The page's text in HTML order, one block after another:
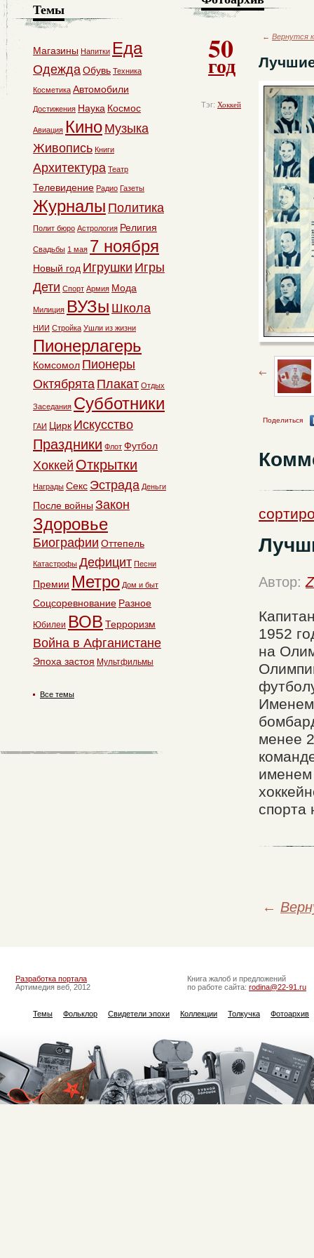
50
год
Тэг: Хоккей
← Вернутся
Поделиться
Автор:
1952
на
Именем
менее
именем
спорта
←
Темы
Магазины Напитки Еда
ОдеждаОбувь Техника
Косметика Автомобили
Достижения Наука Космос
Авиация Кино Музыка
Живопись Книги
Архитектура Театр
Телевидение Радио Газеты
Журналы Политика
Полит бюро Астрология Религия
Свадьбы 1 мая 7 ноября
Новый год Игрушки Игры
Дети Спорт Армия Мода
Милиция ВУЗы Школа
НИИ Стройка Ушли из жизни
Пионерлагерь
Комсомол Пионеры
Октябрята Плакат Отдых
Заседания Субботники
ГАИ Цирк Искусство
Праздники Флот Футбол
Хоккей Открытки
Награды Секс Эстрада Деньги
После войны Закон
Здоровье
Биографии Оттепель
Катастрофы Дефицит Песни
Премии Метро Дом и быт
Соцсоревнование Разное
Юбилеи ВОВ Терроризм
Война в Афганистане
Эпоха застоя Мультфильмы
Все темы
Разработка портала
Артимедия веб, 2012
Книга жалоб и предложений
по работе сайта: rodina@22-91.ru
Темы Фольклор Свидетели эпохи Коллекции Толкучка Фотоархив